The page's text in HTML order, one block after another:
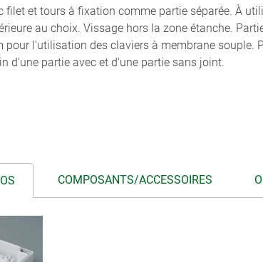
filet et tours à fixation comme partie séparée. À
au choix. Vissage hors la zone étanche.
pour l'utilisation des claviers à membrane souple.
d'une partie avec et d'une partie sans joint.
COMPOSANTS/ACCESSOIRES